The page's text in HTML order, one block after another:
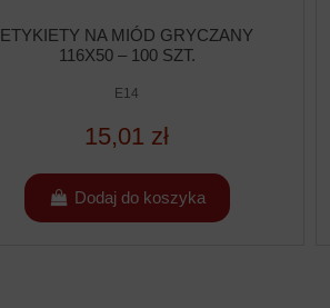
ETYKIETY NA MIÓD GRYCZANY
116X50 – 100 SZT.
E14
15,01 zł
Dodaj do koszyka